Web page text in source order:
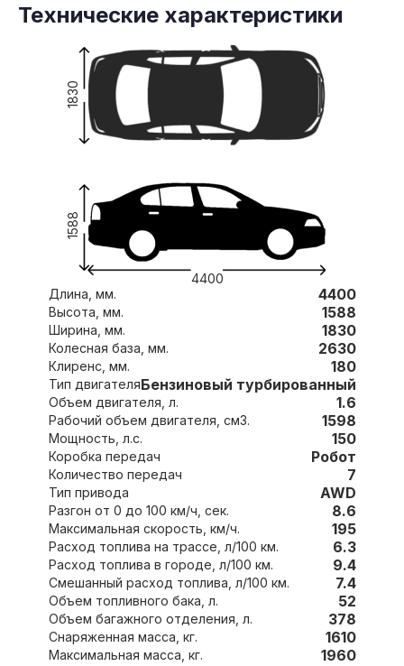
Технические характеристики
4400
1588
1830
Длина, мм. 4400
Высота, мм. 1588
Ширина, мм. 1830
Колесная база, мм. 2630
Клиренс, мм. 180
Тип двигателяБензиновый турбированный
Объем двигателя, л. 1.6
Рабочий объем двигателя, см3. 1598
Мощность, л.с. 150
Коробка передач Робот
Количество передач 7
Тип привода AWD
Разгон от 0 до 100 км/ч, сек. 8.6
Максимальная скорость, км/ч. 195
Расход топлива на трассе, л/100 км. 6.3
Расход топлива в городе, л/100 км. 9.4
Смешанный расход топлива, л/100 км. 7.4
Объем топливного бака, л. 52
Объем багажного отделения, л. 378
Снаряженная масса, кг. 1610
Максимальная масса, кг. 1960